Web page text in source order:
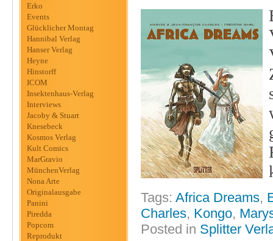
Erko
Events
Glücklicher Montag
Hannibal Verlag
Hanser Verlag
Heyne
Hinstorff
ICOM
Insektenhaus-Verlag
Interviews
Jacoby & Stuart
Knesebeck
Kosmos Verlag
Kult Comics
MarGravio
MünchenVerlag
Nona Arte
Originalausgabe
Panini
Piredda
Popcom
Reprodukt
Tags: Africa Dreams,
Charles, Kongo,
Posted in Splitter